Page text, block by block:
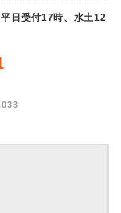
日受付17時、水土12